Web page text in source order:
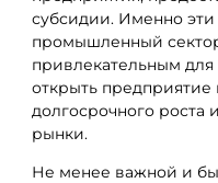
субсидии. Именно
промышленный
привлекательным
открыть предприятие
долгосрочного
рынки.
Не менее важной и